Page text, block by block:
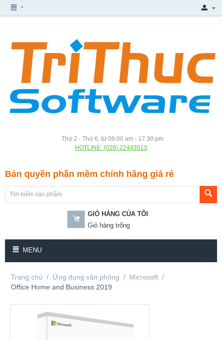
Thứ 2 - Thứ 6, từ 08:00 am - 17:30 pm
HOTLINE: (028) 22443013
Bản quyền phần mềm chính hãng giá rẻ
GIỎ HÀNG CỦA TÔI
Giỏ hàng trống
MENU
Trang chủ / Ứng dụng văn phòng / Microsoft /
Office Home and Business 2019